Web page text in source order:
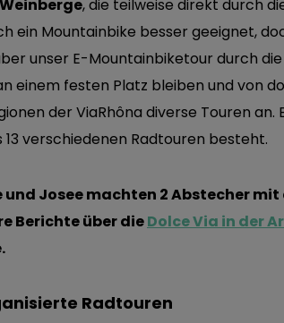
, die teilweise direkt durch
ein Mountainbike besser geeignet,
unser E-Mountainbiketour durch
einem festen Platz bleiben und von
der ViaRhôna diverse Touren
13 verschiedenen Radtouren besteht.
und Josee machten 2 Abstecher
Berichte über dieDolce Via in der
Radtouren